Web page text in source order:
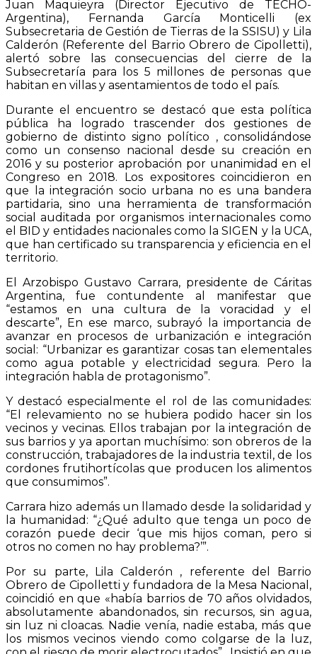
Juan Maquieyra (Director Ejecutivo de TECHO-
Argentina), Fernanda García Monticelli (ex
Subsecretaria de Gestión de Tierras de la SSISU) y Lila
Calderón (Referente del Barrio Obrero de Cipolletti),
alertó sobre las consecuencias del cierre de la
Subsecretaría para los 5 millones de personas que
habitan en villas y asentamientos de todo el país.
Durante el encuentro se destacó que esta política
pública ha logrado trascender dos gestiones de
gobierno de distinto signo político , consolidándose
como un consenso nacional desde su creación en
2016 y su posterior aprobación por unanimidad en el
Congreso en 2018. Los expositores coincidieron en
que la integración socio urbana no es una bandera
partidaria, sino una herramienta de transformación
social auditada por organismos internacionales como
el BID y entidades nacionales como la SIGEN y la UCA,
que han certificado su transparencia y eficiencia en el
territorio.
El Arzobispo Gustavo Carrara, presidente de Cáritas
Argentina, fue contundente al manifestar que
“estamos en una cultura de la voracidad y el
descarte”, En ese marco, subrayó la importancia de
avanzar en procesos de urbanización e integración
social: “Urbanizar es garantizar cosas tan elementales
como agua potable y electricidad segura. Pero la
integración habla de protagonismo”.
Y destacó especialmente el rol de las comunidades:
“El relevamiento no se hubiera podido hacer sin los
vecinos y vecinas. Ellos trabajan por la integración de
sus barrios y ya aportan muchísimo: son obreros de la
construcción, trabajadores de la industria textil, de los
cordones frutihortícolas que producen los alimentos
que consumimos”.
Carrara hizo además un llamado desde la solidaridad y
la humanidad: “¿Qué adulto que tenga un poco de
corazón puede decir ‘que mis hijos coman, pero si
otros no comen no hay problema?’”.
Por su parte, Lila Calderón , referente del Barrio
Obrero de Cipolletti y fundadora de la Mesa Nacional,
coincidió en que «había barrios de 70 años olvidados,
absolutamente abandonados, sin recursos, sin agua,
sin luz ni cloacas. Nadie venía, nadie estaba, más que
los mismos vecinos viendo como colgarse de la luz,